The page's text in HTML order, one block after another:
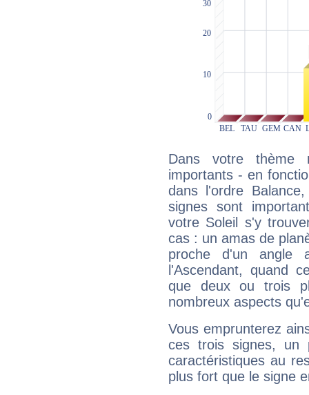
Dans votre thème
importants - en
dans l'ordre
signes sont
votre Soleil s'y
cas : un amas de
proche d'un
l'Ascendant, quand
que deux ou trois
nombreux aspects
Vous emprunterez
ces trois signes, un
caractéristiques au
plus fort que le signe